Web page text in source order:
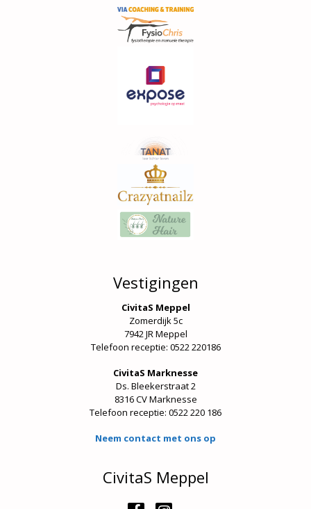
Vestigingen
CivitaS Meppel
Zomerdijk 5c
7942 JR Meppel
Telefoon receptie: 0522 220186
CivitaS Marknesse
Ds. Bleekerstraat 2
8316 CV Marknesse
Telefoon receptie: 0522 220 186
Neem contact met ons op
CivitaS Meppel